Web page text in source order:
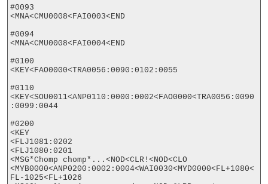
#0093
<MNA<CMU0008<FAI0003<END
#0094
<MNA<CMU0008<FAI0004<END
#0100
<KEY<FAO0000<TRA0056:0090:0102:0055
#0110
<KEY<SOU0011<ANP0110:0000:0002<FAO0000<TRA0056:0090
:0099:0044
#0200
<KEY
<FLJ1081:0202
<FLJ1080:0201
<MSG*Chomp chomp*...<NOD<CLR!<NOD<CLO
<MYB0000<ANP0200:0002:0004<WAI0030<MYD0000<FL+1080<
FL-1025<FL+1026